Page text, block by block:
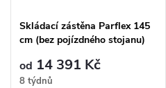
Skládací zástěna Parflex 145
cm (bez pojízdného stojanu)
od 14 391 Kč
8 týdnů